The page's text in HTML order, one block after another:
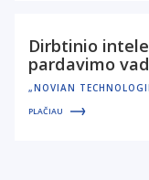
Dirbtinio
pardavimo
„NOVIAN
PLAČIAU